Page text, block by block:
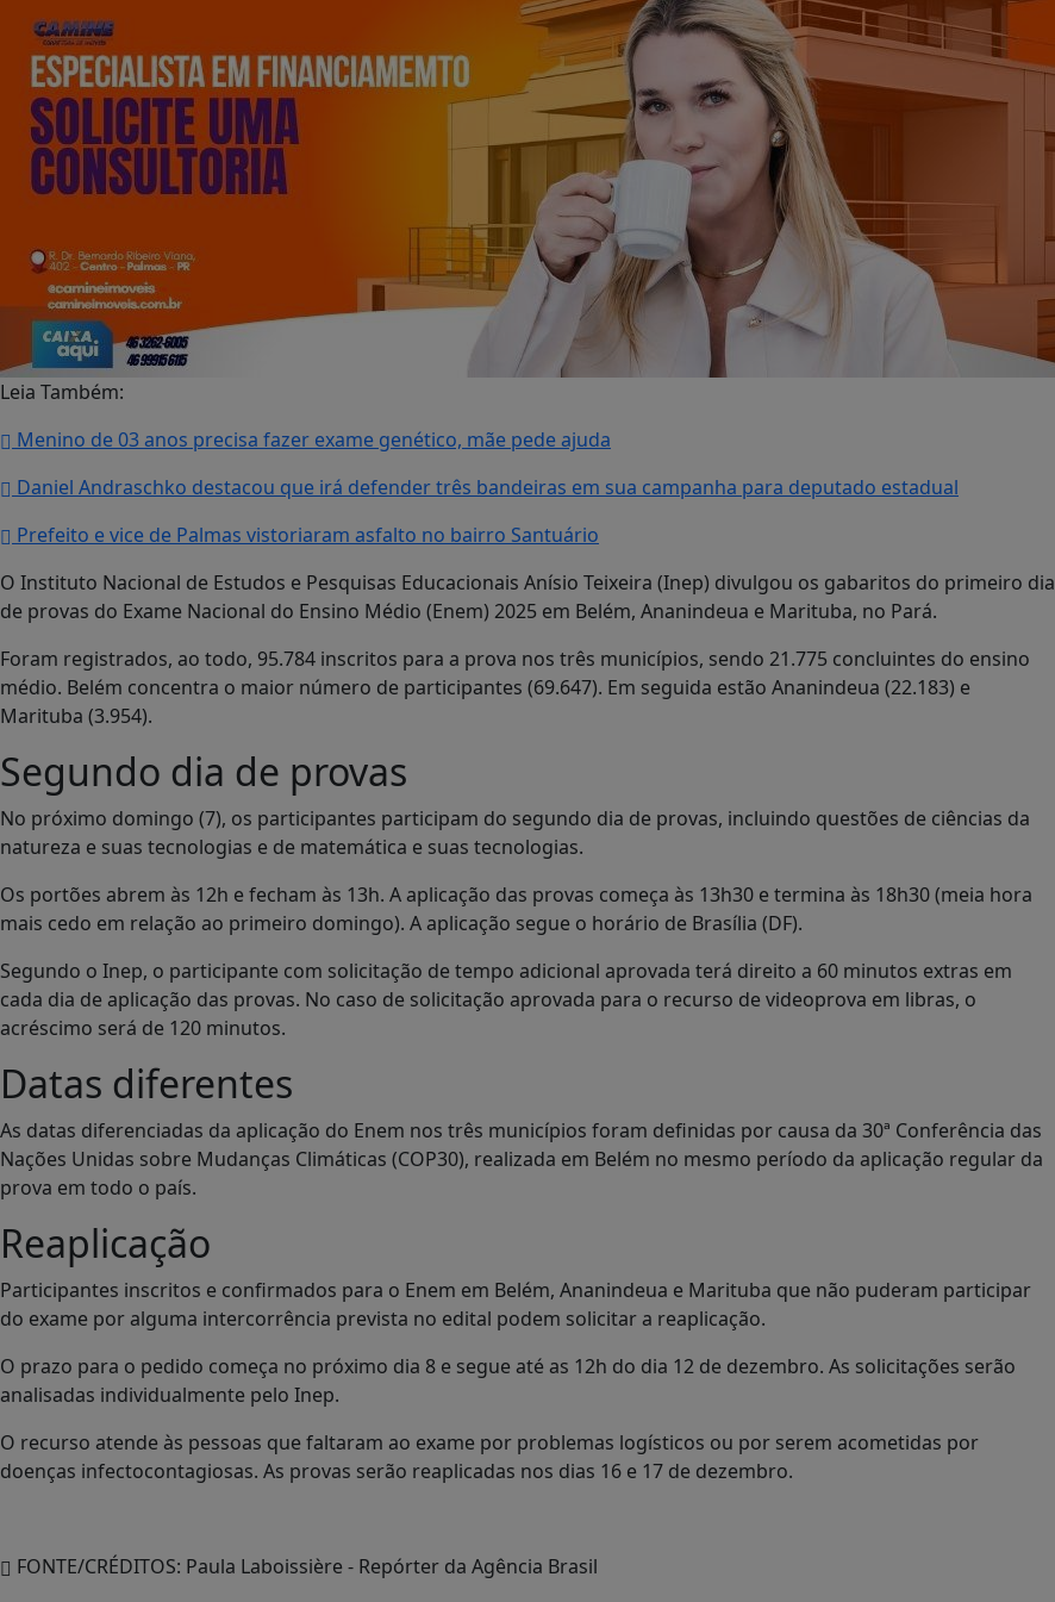
Leia Também:
Menino de 03 anos precisa fazer exame genético, mãe pede ajuda
Daniel Andraschko destacou que irá defender três bandeiras em sua campanha para deputado estadual
Prefeito e vice de Palmas vistoriaram asfalto no bairro Santuário
O Instituto Nacional de Estudos e Pesquisas Educacionais Anísio Teixeira (Inep) divulgou os gabaritos do primeiro dia
de provas do Exame Nacional do Ensino Médio (Enem) 2025 em Belém, Ananindeua e Marituba, no Pará.
Foram registrados, ao todo, 95.784 inscritos para a prova nos três municípios, sendo 21.775 concluintes do ensino
médio. Belém concentra o maior número de participantes (69.647). Em seguida estão Ananindeua (22.183) e
Marituba (3.954).
Segundo dia de provas
No próximo domingo (7), os participantes participam do segundo dia de provas, incluindo questões de ciências da
natureza e suas tecnologias e de matemática e suas tecnologias.
Os portões abrem às 12h e fecham às 13h. A aplicação das provas começa às 13h30 e termina às 18h30 (meia hora
mais cedo em relação ao primeiro domingo). A aplicação segue o horário de Brasília (DF).
Segundo o Inep, o participante com solicitação de tempo adicional aprovada terá direito a 60 minutos extras em
cada dia de aplicação das provas. No caso de solicitação aprovada para o recurso de videoprova em libras, o
acréscimo será de 120 minutos.
Datas diferentes
As datas diferenciadas da aplicação do Enem nos três municípios foram definidas por causa da 30ª Conferência das
Nações Unidas sobre Mudanças Climáticas (COP30), realizada em Belém no mesmo período da aplicação regular da
prova em todo o país.
Reaplicação
Participantes inscritos e confirmados para o Enem em Belém, Ananindeua e Marituba que não puderam participar
do exame por alguma intercorrência prevista no edital podem solicitar a reaplicação.
O prazo para o pedido começa no próximo dia 8 e segue até as 12h do dia 12 de dezembro. As solicitações serão
analisadas individualmente pelo Inep.
O recurso atende às pessoas que faltaram ao exame por problemas logísticos ou por serem acometidas por
doenças infectocontagiosas. As provas serão reaplicadas nos dias 16 e 17 de dezembro.
FONTE/CRÉDITOS: Paula Laboissière - Repórter da Agência Brasil